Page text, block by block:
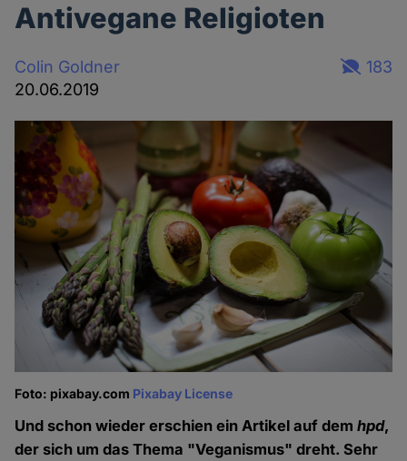
Antivegane Religioten
Colin Goldner
20.06.2019
183
Foto: pixabay.com Pixabay License
Und schon wieder erschien ein Artikel auf demhpd,
der sich um das Thema "Veganismus" dreht. Sehr